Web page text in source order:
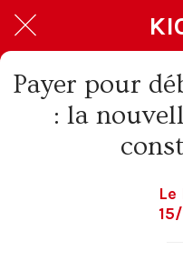
Payer pour
: la